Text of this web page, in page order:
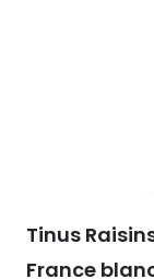
Tinus
France